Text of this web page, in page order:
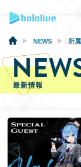
NEWS 所属タ
最新情報